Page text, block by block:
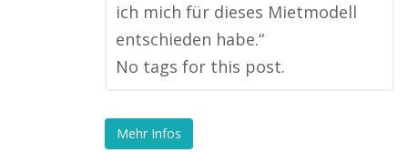
ich mich für dieses Mietmodell
entschieden habe.“
No tags for this post.
Mehr Infos